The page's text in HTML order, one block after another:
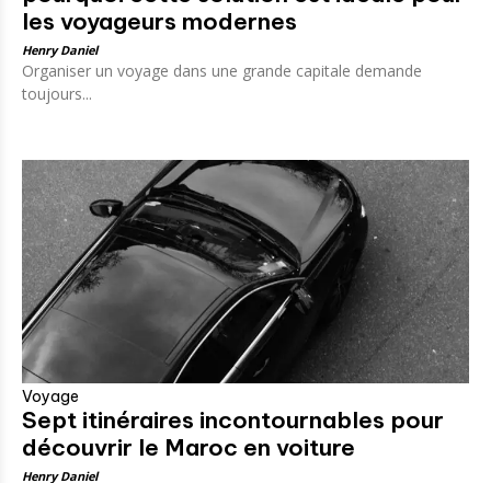
les voyageurs modernes
Henry Daniel
Organiser un voyage dans une grande capitale demande
toujours...
Voyage
Sept itinéraires incontournables pour
découvrir le Maroc en voiture
Henry Daniel